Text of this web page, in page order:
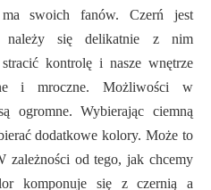
swoich fanów. Czerń jest
należy się delikatnie z nim
kontrolę i nasze wnętrze
i mroczne. Możliwości w
ogromne. Wybierając ciemną
dodatkowe kolory. Może to
zależności od tego, jak chcemy
komponuje się z czernią a